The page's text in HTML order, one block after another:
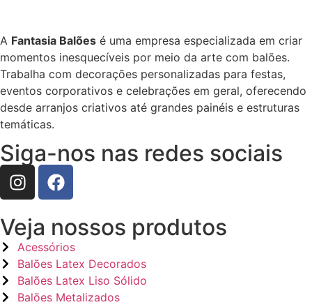
A Fantasia Balões é uma empresa especializada em criar
momentos inesquecíveis por meio da arte com balões.
Trabalha com decorações personalizadas para festas,
eventos corporativos e celebrações em geral, oferecendo
desde arranjos criativos até grandes painéis e estruturas
temáticas.
Siga-nos nas redes sociais
Veja nossos produtos
Acessórios
Balões Latex Decorados
Balões Latex Liso Sólido
Balões Metalizados